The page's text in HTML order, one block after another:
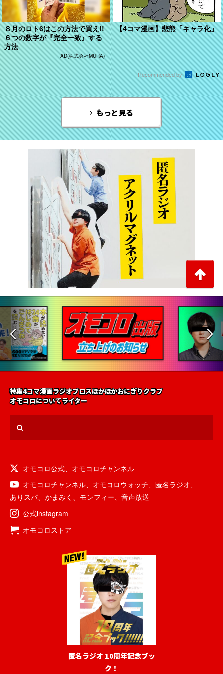
８月のロト6はこの方法で買え!!
６つの数字が『完全一致』する
方法
AD(株式会社MURA)
【4コマ漫画】悲熊「キャラ化」
Recommended by
もっと見る
特集4コマ漫画ラジオブロスほかほかおにぎりクラブ
オモコロについてライター
オモコロ公式
オモコロチャンネル
オモコロチャンネル
オモコロウォッチ 匿名ラジオ
ありスパ
かまみく モンフィー
音声放送
公式instagram
オモコロストア
匿名ラジオ 10周年記念ブッ
ク！